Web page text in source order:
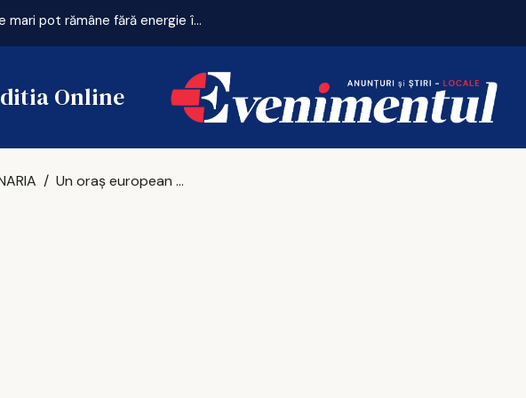
Criza energetică se adâncește. Fabricile mari pot rămâne fără energie în orele de vârf
Online
Un oraș european a decis interzicerea vânzării de Coca-Cola, ca răspuns la politica brutală a administrației americane